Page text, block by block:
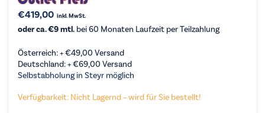
€419,00 inkl. MwSt.
oder ca. €9 mtl. bei 60 Monaten Laufzeit per Teilzahlung
Österreich: +€49,00 Versand
Deutschland: +€69,00 Versand
Selbstabholung in Steyr möglich
Verfügbarkeit: Nicht Lagernd – wird für Sie bestellt!